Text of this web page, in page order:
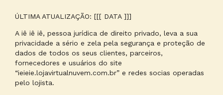
ÚLTIMA ATUALIZAÇÃO: [[[ DATA ]]]
A iê iê iê, pessoa jurídica de direito privado, leva a sua
privacidade a sério e zela pela segurança e proteção de
dados de todos os seus clientes, parceiros,
fornecedores e usuários do site
“ieieie.lojavirtualnuvem.com.br” e redes socias operadas
pelo lojista.